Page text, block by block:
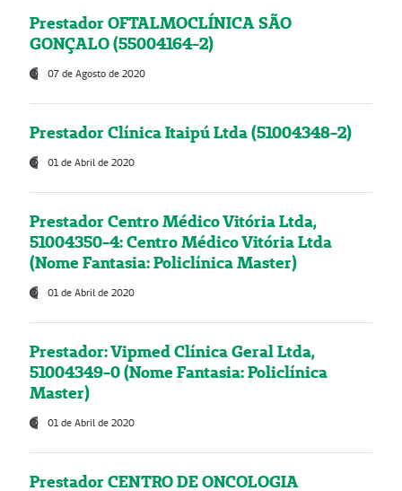
Prestador OFTALMOCLÍNICA SÃO
GONÇALO (55004164-2)
07 de Agosto de 2020
Prestador Clínica Itaipú Ltda (51004348-2)
01 de Abril de 2020
Prestador Centro Médico Vitória Ltda,
51004350-4: Centro Médico Vitória Ltda
(Nome Fantasia: Policlínica Master)
01 de Abril de 2020
Prestador: Vipmed Clínica Geral Ltda,
51004349-0 (Nome Fantasia: Policlínica
Master)
01 de Abril de 2020
Prestador CENTRO DE ONCOLOGIA